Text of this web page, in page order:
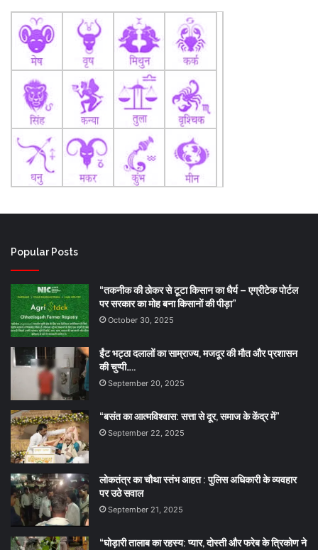
Popular Posts
“तकनीक की ठोकर से टूटा किसान का धैर्य – एग्रीटेक पोर्टल
पर सरकार का मोह बना किसानों की पीड़ा”
October 30, 2025
ईंट भट्ठा दलालों का साम्राज्य, मजदूर की मौत और प्रशासन
की चुप्पी…..
September 20, 2025
“बसंत का आत्मविश्वास: सत्ता से दूर, समाज के केंद्र में”
September 22, 2025
लोकतंत्र का चौथा स्तंभ आहत : पुलिस अधिकारी के व्यवहार
पर उठे सवाल
September 21, 2025
“घोड़ारी तालाब का रहस्य: प्यार, दोस्ती और फरेब के त्रिकोण ने